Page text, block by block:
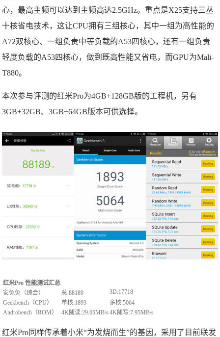
心，最高主频可以达到主频高达2.5GHz。重点是X25支持三丛
十核省电技术，这让CPU拥有三组核心，其中一组为高性能的
A72双核心、一组负责中等负载的A53四核心，还有一组负责
轻度负载的A53四核心，做到既高性能又省电，而GPU为Mali-
T880。
本次参与评测的红米Pro为4GB+128GB版的工程机，另有
3GB+32GB、3GB+64GB版本可供选择。
红米Pro 性能测试汇总
安兔兔（综合）
总:88189
3D:17718
Geekbench（CPU）
单核:1893
多核:5064
Androbench（ROM）
4K随读:29.65MB/s4K随写:7.95MB/s
红米Pro同样传承着小米“为发烧而生”的基因，采用了目前联发